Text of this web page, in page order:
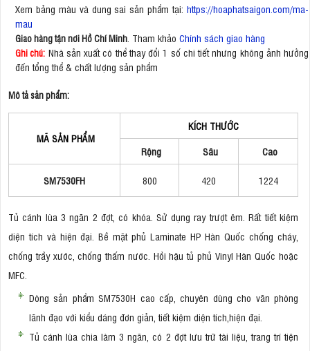
Xem bảng màu và dung sai sản phẩm tại: https://hoaphatsaigon.com/ma-
mau
Giao hàng tận nơi Hồ Chí Minh . Tham khảo Chính sách giao hàng
Ghi chú: Nhà sản xuất có thể thay đổi 1 số chi tiết nhưng không ảnh hưởng
đến tổng thể & chất lượng sản phẩm
Mô tả sản phẩm:
MÃ SẢN PHẨM
KÍCH THƯỚC
Rộng
Sâu Cao
SM7530FH 800 420 1224
Tủ cánh lùa 3 ngăn 2 đợt, có khóa. Sử dụng ray trượt êm. Rất tiết kiệm
diện tích và hiện đại. Bề mặt phủ Laminate HP Hàn Quốc chống cháy,
chống trầy xước, chống thấm nước. Hồi hậu tủ phủ Vinyl Hàn Quốc hoặc
MFC.
Dòng sản phẩm SM7530H cao cấp, chuyên dùng cho văn phòng
lãnh đạo với kiểu dáng đơn giản, tiết kiệm diện tích,hiện đại.
Tủ cánh lùa chia làm 3 ngăn, có 2 đợt lưu trữ tài liệu, trang trí tiện